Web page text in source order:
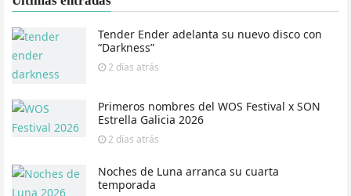
Tender Ender adelanta su nuevo disco con
“Darkness”
2 días atrás
Primeros nombres del WOS Festival x SON
Estrella Galicia 2026
2 días atrás
Noches de Luna arranca su cuarta
temporada